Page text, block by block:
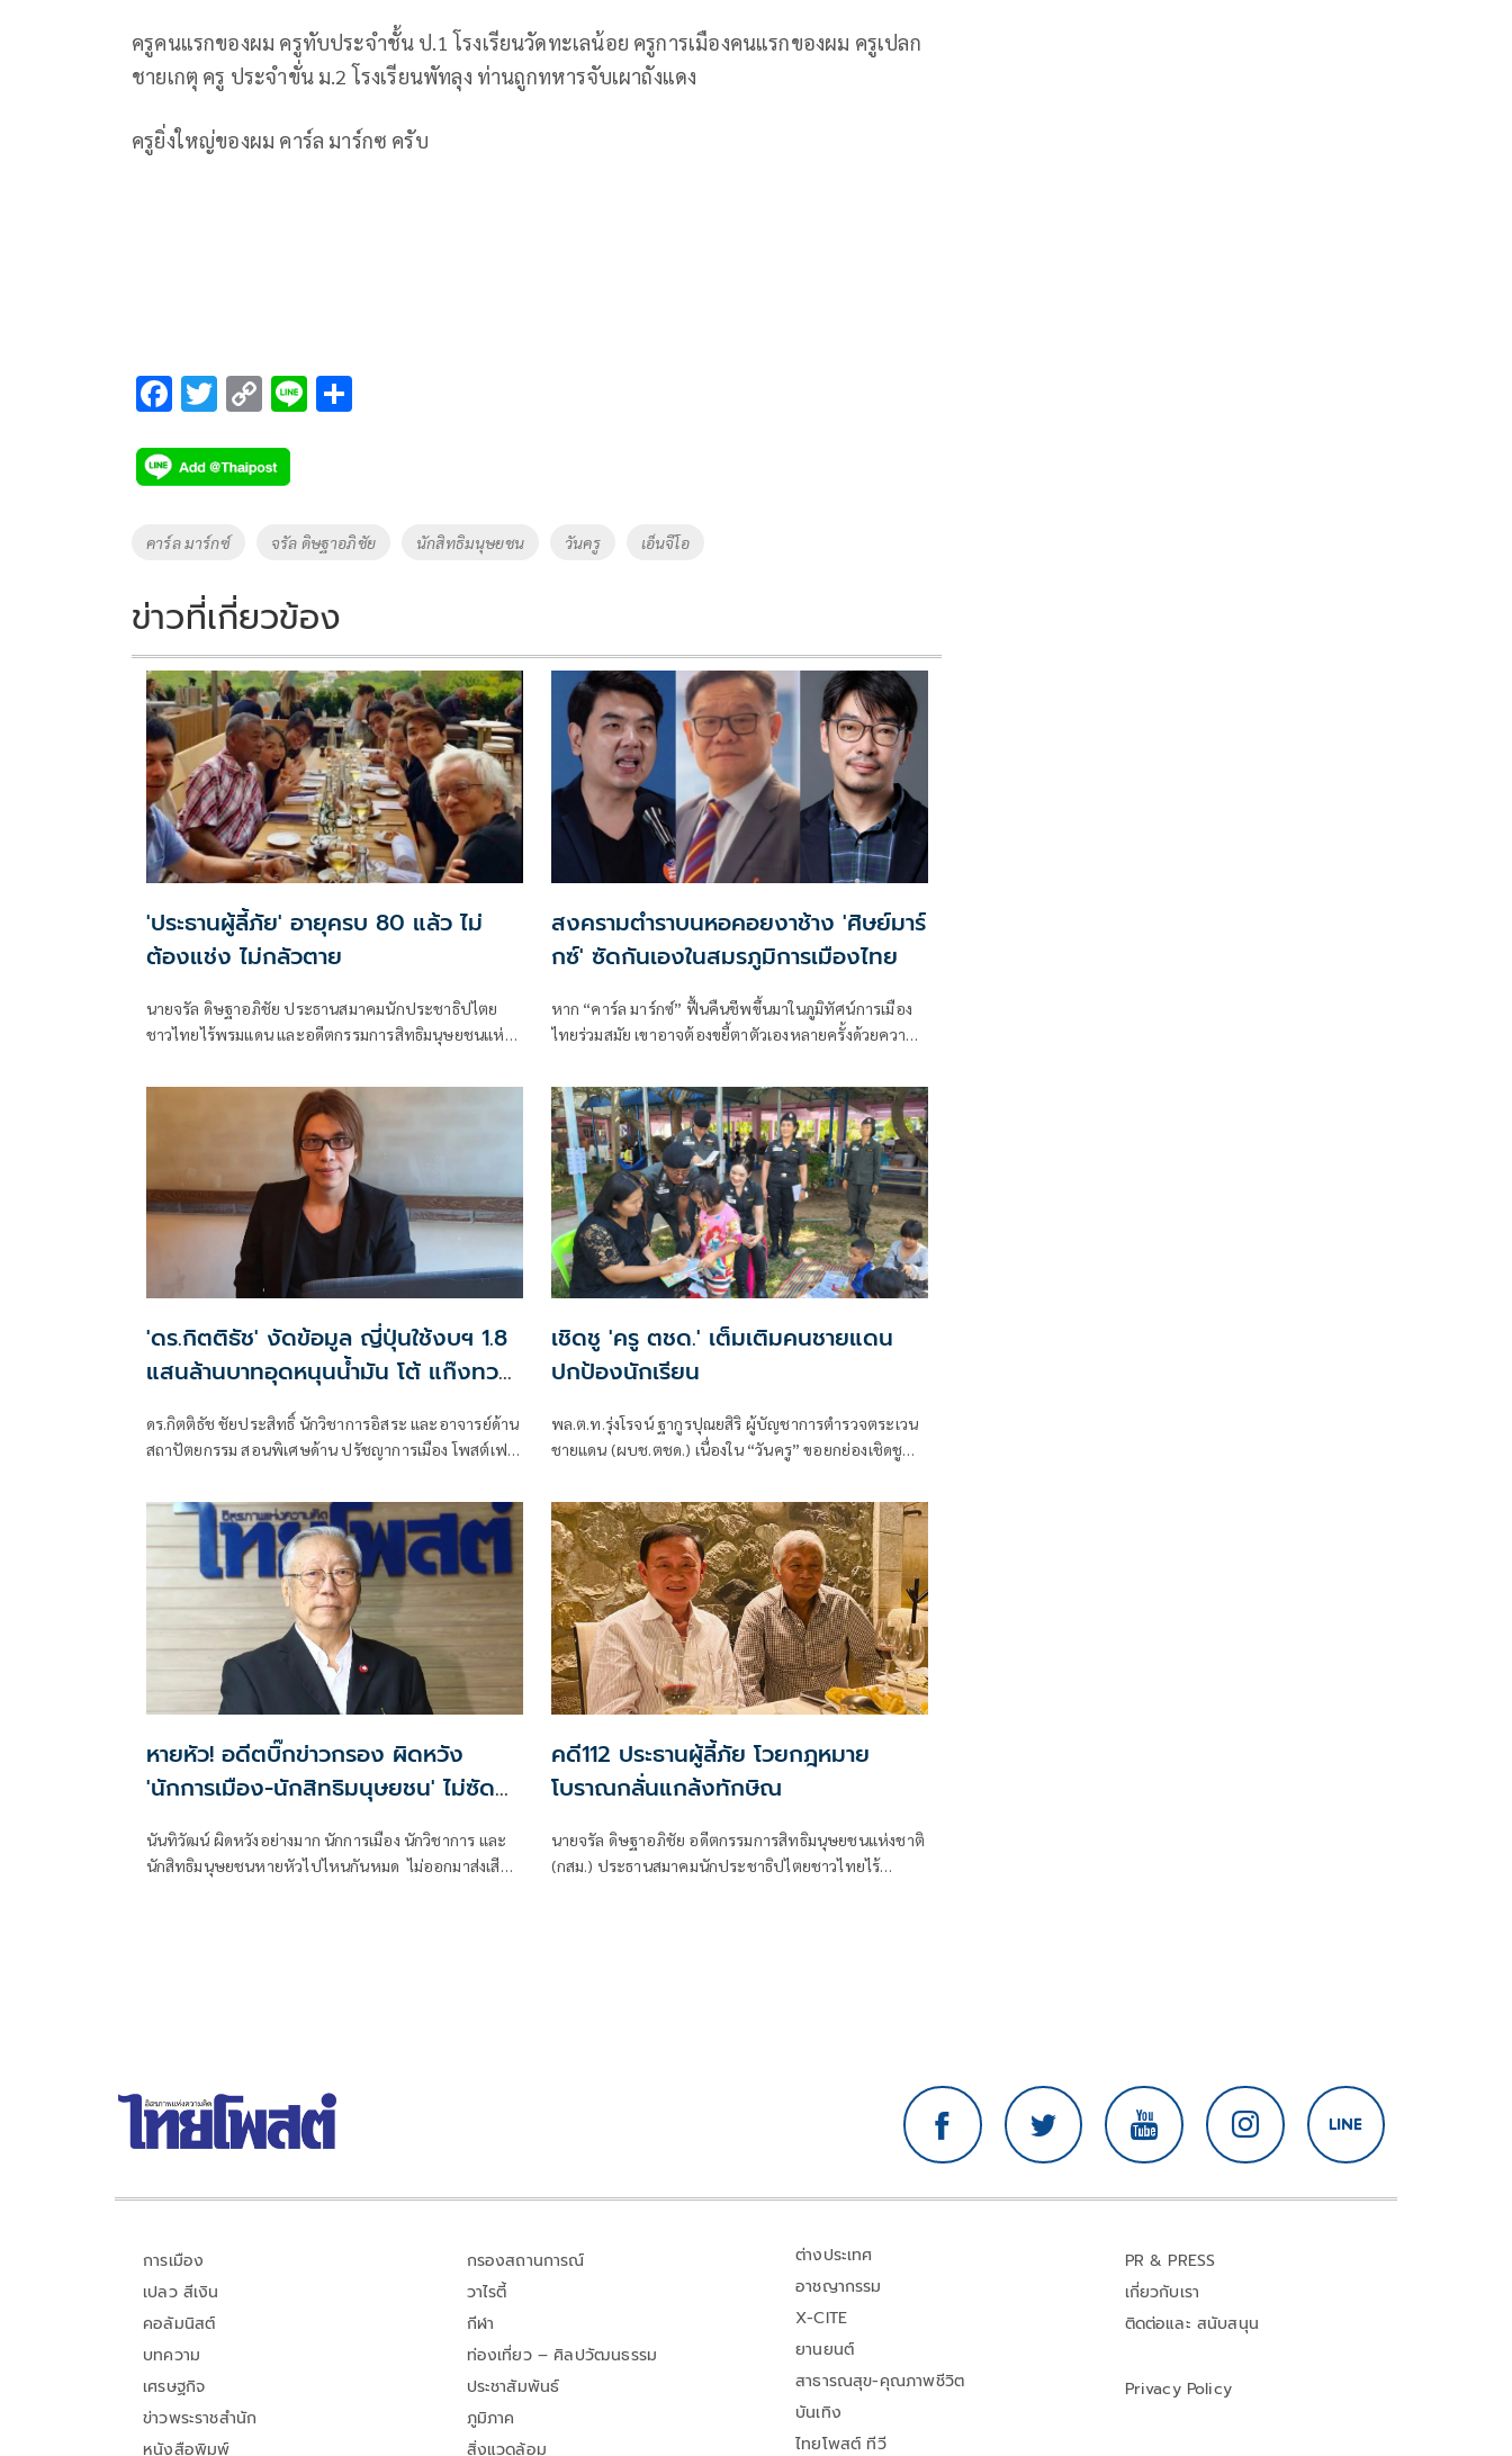
ครูคนแรกของผม ครูทับประจำชั้น ป.1 โรงเรียนวัดทะเลน้อย ครูการเมืองคนแรกของผม ครูเปลก
ชายเกตุ ครู ประจำขั่น ม.2 โรงเรียนพัทลุง ท่านถูกทหารจับเผาถังแดง
ครูยิ่งใหญ่ของผม คาร์ล มาร์กซ ครับ
F
e
b
o
k
T
tt
er
C
p
y
Li
k
Li
Tags
คาร์ล มาร์กซ์ จรัล ดิษฐาอภิชัย นักสิทธิมนุษยชน วันครู เอ็นจีโอ
ข่าวที่เกี่ยวข้อง
'ประธานผู้ลี้ภัย' อายุครบ 80 แล้ว ไม่
ต้องแช่ง ไม่กลัวตาย
นายจรัล ดิษฐาอภิชัย ประธานสมาคมนักประชาธิปไตย
ชาวไทยไร้พรมแดน และอดีตกรรมการสิทธิมนุษยชนแห่ง
สงครามตำราบนหอคอยงาช้าง 'ศิษย์มาร์
กซ์' ซัดกันเองในสมรภูมิการเมืองไทย
หาก “คาร์ล มาร์กซ์” ฟื้นคืนชีพขึ้นมาในภูมิทัศน์การเมือง
ไทยร่วมสมัย เขาอาจต้องขยี้ตาตัวเองหลายครั้งด้วยความ
รวมตัวของชนชั้นกรรมาชีพเพื่อปฏิวัติโครงสร้างส่วนบนแต่
อย่างใด
'ดร.กิตติธัช' งัดข้อมูล ญี่ปุ่นใช้งบฯ 1.8
แสนล้านบาทอุดหนุนน้ำมัน โต้ แก๊งทวง
ดร.กิตติธัช ชัยประสิทธิ์ นักวิชาการอิสระ และอาจารย์ด้าน
สถาปัตยกรรม สอนพิเศษด้าน ปรัชญาการเมือง โพสต์เฟ
เชิดชู 'ครู ตชด.' เต็มเติมคนชายแดน
ปกป้องนักเรียน
พล.ต.ท.รุ่งโรจน์ ฐากูรปุณยสิริ ผู้บัญชาการตำรวจตระเวน
ชายแดน (ผบช.ตชด.) เนื่องใน “วันครู” ขอยกย่องเชิดชู
เต็มให้ประชาชนตามแนวชายแดนทั่วประเทศ
หายหัว! อดีตบิ๊กข่าวกรอง ผิดหวัง
'นักการเมือง-นักสิทธิมนุษยชน' ไม่ซัด
นันทิวัฒน์ ผิดหวังอย่างมาก​ นักการเมือง​ นักวิชาการ​ และ
นักสิทธิมนุษยชนหายหัวไปไหนกันหมด ไม่ออกมาส่งเสียง
คดี112 ประธานผู้ลี้ภัย โวยกฎหมาย
โบราณกลั่นแกล้งทักษิณ
นายจรัล ดิษฐาอภิชัย อดีตกรรมการสิทธิมนุษยชนแห่งชาติ
(กสม.) ประธานสมาคมนักประชาธิปไตยชาวไทยไร้
การเมือง
เปลว สีเงิน
คอลัมนิสต์
บทความ
เศรษฐกิจ
ข่าวพระราชสำนัก
หนังสือพิมพ์
กรองสถานการณ์
วาไรตี้
กีฬา
ท่องเที่ยว – ศิลปวัฒนธรรม
ประชาสัมพันธ์
ภูมิภาค
สิ่งแวดล้อม
ต่างประเทศ
อาชญากรรม
X-CITE
ยานยนต์
สาธารณสุข-คุณภาพชีวิต
บันเทิง
ไทยโพสต์ ทีวี
PR & PRESS
เกี่ยวกับเรา
ติดต่อและ สนับสนุน
Privacy Policy